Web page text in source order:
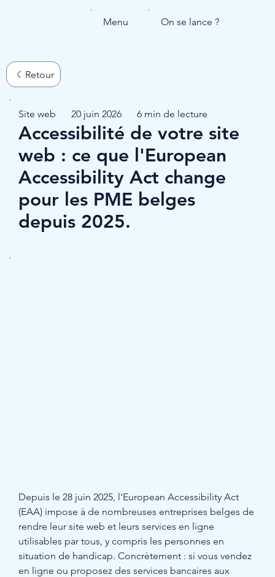
Menu On se lance ?
Depuis le 28 juin 2025, l'European Accessibility Act
(EAA) impose à de nombreuses entreprises belges de
rendre leur site web et leurs services en ligne
utilisables par tous, y compris les personnes en
situation de handicap. Concrètement : si vous vendez
en ligne ou proposez des services bancaires aux
Site web 20 juin 2026 6 min de lecture
Accessibilité de votre site
web : ce que l'European
Accessibility Act change
pour les PME belges
depuis 2025.